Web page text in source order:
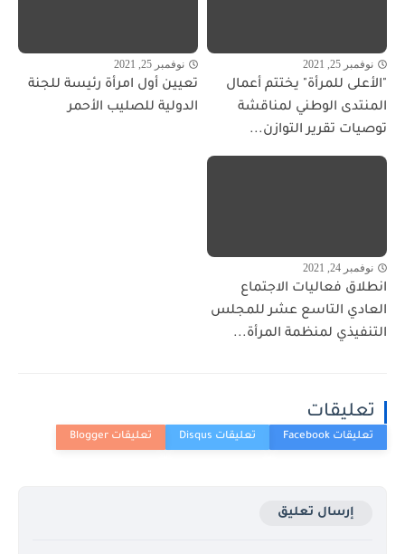
نوفمبر 25, 2021
"الأعلى للمرأة" يختتم أعمال
المنتدى الوطني لمناقشة
توصيات تقرير التوازن...
نوفمبر 25, 2021
تعيين أول امرأة رئيسة للجنة
الدولية للصليب الأحمر
نوفمبر 24, 2021
انطلاق فعاليات الاجتماع
العادي التاسع عشر للمجلس
التنفيذي لمنظمة المرأة...
تعليقات
إرسال تعليق